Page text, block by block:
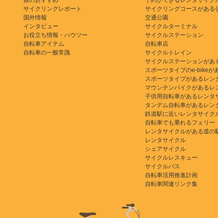
サイクリングレポート
国外情報
インタビュー
お役立ち情報・ハウツー
自転車アイテム
自転車の一般常識
サイクリングコースがある
交通公園
サイクルターミナル
サイクルステーション
自転車店
サイクルトレイン
サイクルステーションがあ
スポーツタイプのe-bikeが
スポーツタイプがあるレン
マウンテンバイクがあるレ
子供用自転車があるレンタ
タンデム自転車があるレン
鉄道駅に近いレンタサイク
自転車でも乗れるフェリー
レンタサイクルがある道の
レンタサイクル
シェアサイクル
サイクルレスキュー
サイクルバス
自転車活用推進計画
自転車関連リンク集